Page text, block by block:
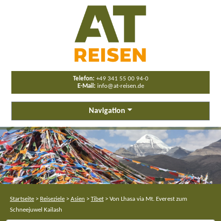
Telefon: +49 341 55 00 94-0
E-Mail: info@at-reisen.de
Navigation
Startseite > Reiseziele > Asien > Tibet > Von Lhasa via Mt. Everest zum
Schneejuwel Kailash